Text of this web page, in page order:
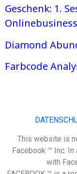
Geschenk: 1.
Onlinebusiness
Diamond
Farbcode
This website is
Facebook ™ Inc.
with